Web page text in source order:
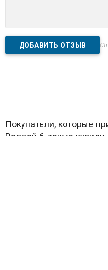
Покупатели, которые
Валдай 6, также купили